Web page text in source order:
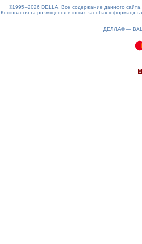
©1995–2026 DELLA. Все содержание данного
Копіювання та розміщення в інших засобах інформації
ДЕЛЛА® —